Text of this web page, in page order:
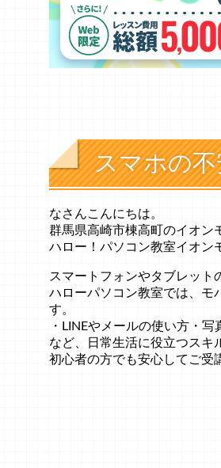
スマホの
なさんこんにちは。
群馬県高崎市棟高町のイオン
ハロー！パソコン教室イオン
スマートフォンやタブレット
ハローパソコン教室では、モ
す。
・LINEやメールの使い方・
など、日常生活に役立つスキ
初心者の方でも安心してご受